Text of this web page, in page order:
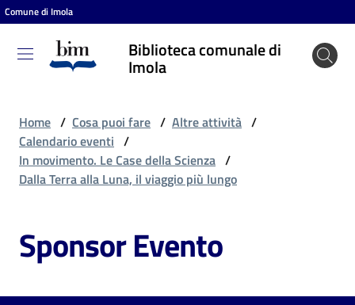
Vai al contenuto
Vai alla navigazione
Vai al footer
Comune di Imola
Biblioteca comunale di
Imola
Biblioteca
comunale
Entra
Cosa
puoi
Home / Cosa puoi fare / Altre attività /
Calendario eventi /
In movimento. Le Case della Scienza /
Dalla Terra alla Luna, il viaggio più lungo
Sponsor Evento